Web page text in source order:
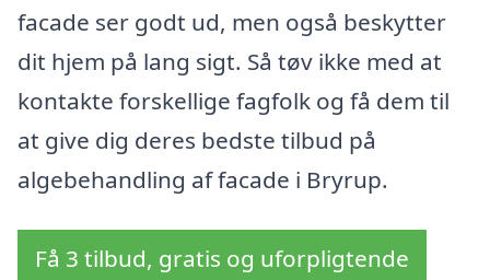
facade ser godt ud, men også beskytter
dit hjem på lang sigt. Så tøv ikke med at
kontakte forskellige fagfolk og få dem til
at give dig deres bedste tilbud på
algebehandling af facade i Bryrup.
Få 3 tilbud, gratis og uforpligtende